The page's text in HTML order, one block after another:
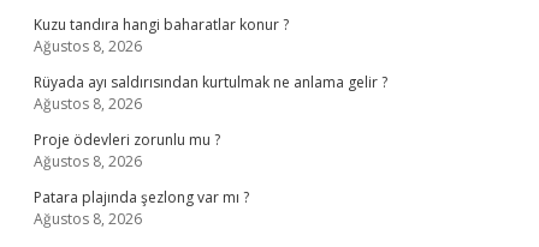
Kuzu tandıra hangi baharatlar konur ?
Ağustos 8, 2026
Rüyada ayı saldırısından kurtulmak ne anlama gelir ?
Ağustos 8, 2026
Proje ödevleri zorunlu mu ?
Ağustos 8, 2026
Patara plajında şezlong var mı ?
Ağustos 8, 2026